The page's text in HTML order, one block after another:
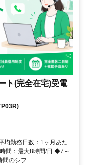
ト(完全在宅)受電
均勤務日数：1ヶ月あた
間：最大8時間/日 ◆7～
のシフ...